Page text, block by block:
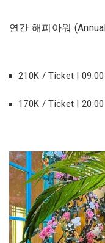
연간 해피아워
210K / Ticket |
170K / Ticket |